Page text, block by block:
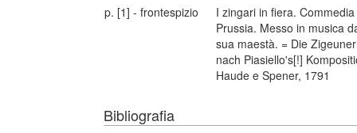
p. [1] - frontespizio
I zingari in fiera.
Prussia. Messo in musica
sua maestà. = Die
nach Piasiello's[!]
Haude e Spener, 1791
Bibliografia